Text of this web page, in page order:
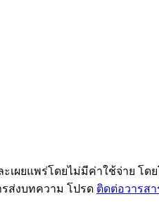
ผยแพร่โดยไม่มีค่าใช้จ่าย โดย
ส่งบทความ โปรด ติดต่อวารสา